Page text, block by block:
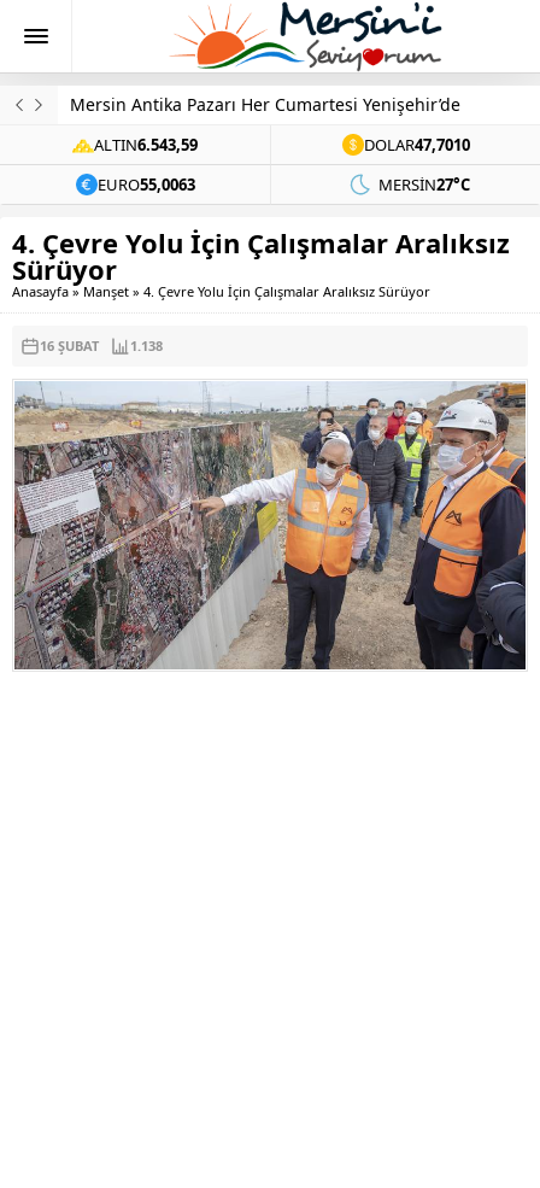
Mersin Üniversitesi’nden Ziynet Sali Konseri
ALTIN6.543,59 DOLAR47,7010
EURO55,0063 MERSIN27°C
4. Çevre Yolu İçin Çalışmalar Aralıksız
Sürüyor
Anasayfa » Manşet » 4. Çevre Yolu İçin Çalışmalar Aralıksız Sürüyor
16 ŞUBAT 1.138